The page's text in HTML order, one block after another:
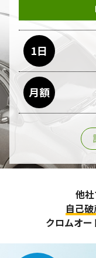
1日
月額
他
自己
クロムオ